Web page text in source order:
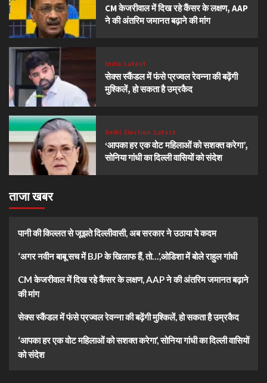
CM केजरीवाल में दिख रहे कैंसर के लक्षण, AAP
ने की अंतरिम जमानत बढ़ाने की मांग
India Latest
सेक्स स्कैंडल में फंसे प्रज्वल रेवन्ना की बढ़ेंगी
मुश्किलें, हो सकता है उम्रकैद
Delhi Election Latest
‘आपका हर एक वोट महिलाओं को सशक्त करेगा’,
सोनिया गांधी का दिल्ली वासियों को संदेश
ताजा खबर
पानी की किल्लत से जूझते दिल्लीवासी, अब सरकार ने उठाया ये कदम
‘अगर नवीन बाबू सच में BJP के खिलाफ हैं, तो…’,ओडिशा में बोले राहुल गांधी
CM केजरीवाल में दिख रहे कैंसर के लक्षण, AAP ने की अंतरिम जमानत बढ़ाने
की मांग
सेक्स स्कैंडल में फंसे प्रज्वल रेवन्ना की बढ़ेंगी मुश्किलें, हो सकता है उम्रकैद
‘आपका हर एक वोट महिलाओं को सशक्त करेगा’, सोनिया गांधी का दिल्ली वासियों
को संदेश